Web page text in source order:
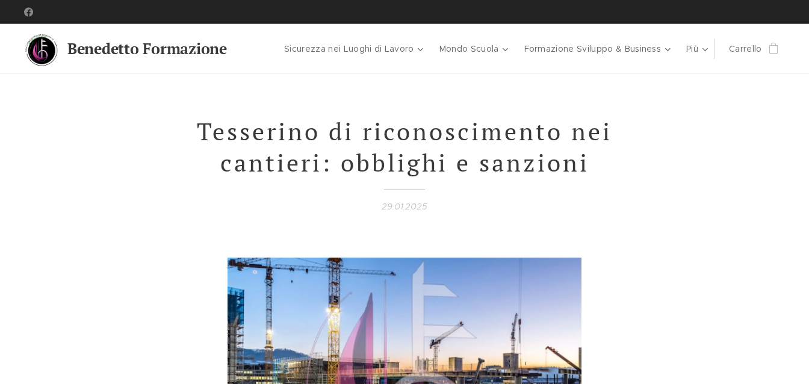
Benedetto Formazione Sicurezza nei Luoghi di Lavoro Mondo Scuola Formazione Sviluppo & Business Più Carrello
Tesserino di riconoscimento nei
cantieri: obblighi e sanzioni
29.01.2025